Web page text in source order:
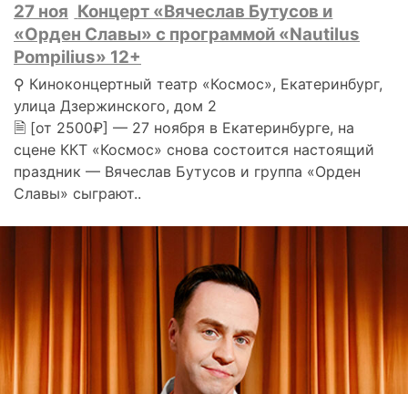
27 ноя Концерт «Вячеслав Бутусов и
«Орден Славы» с программой «Nautilus
Pompilius» 12+
⚲ Киноконцертный театр «Космос», Екатеринбург,
улица Дзержинского, дом 2
🗎 [от 2500₽] — 27 ноября в Екатеринбурге, на
сцене ККТ «Космос» снова состоится настоящий
праздник — Вячеслав Бутусов и группа «Орден
Славы» сыграют..